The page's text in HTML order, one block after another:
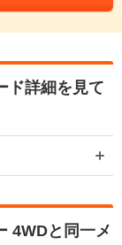
ド詳細を見て
4WDと同一メ